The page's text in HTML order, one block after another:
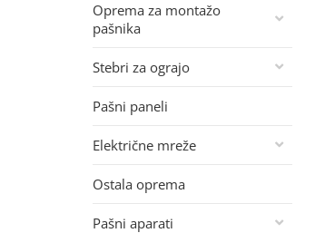
Oprema za montažo
pašnika
Stebri za ograjo
Pašni paneli
Električne mreže
Ostala oprema
Pašni aparati